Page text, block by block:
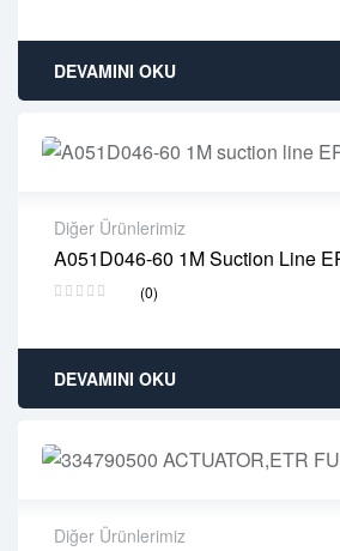
DEVAMINI OKU
Diğer Ürünlerimiz
A051D046-60 1M Suction Line
(0)
2 years warranty
Delivery time: 1-2 business days
DEVAMINI OKU
Diğer Ürünlerimiz